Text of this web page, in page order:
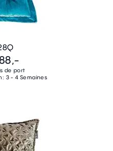
de port
3 - 4 Semaines